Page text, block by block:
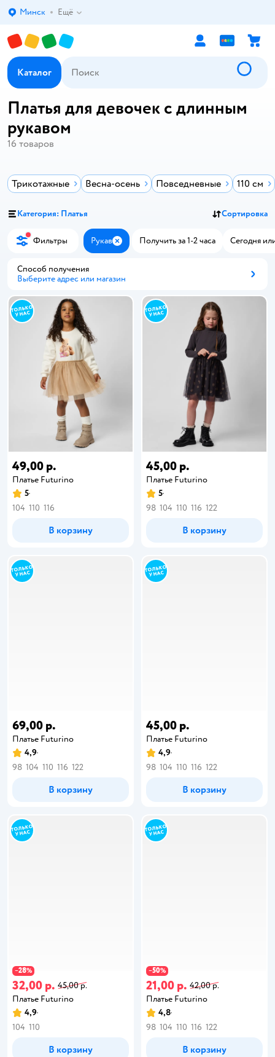
Выбор адреса доставки.
Минск Ещё
Каталог
Платья для девочек с длинным
рукавом
16 товаров
Трикотажные Весна-осень Повседневные 110 см
Категория: Платья Сортировка
Фильтры Рукав ЗакрытьПолучить за 1-2 часа Сегодня
Способ получения
Выберите адрес или магазин
49,00 р.
Платье Futurino
5
104 110 116
В корзину
45,00 р.
Платье Futurino
5
98 104 110 116 122
В корзину
69,00 р.
Платье Futurino
4,9
98 104 110 116 122
В корзину
45,00 р.
Платье Futurino
4,9
98 104 110 116 122
В корзину
−28%
32,00 р. 45,00 р.
Платье Futurino
4,9
104 110
В корзину
−50%
21,00 р. 42,00 р.
Платье Futurino
4,8
98 104 110 116 122
В корзину